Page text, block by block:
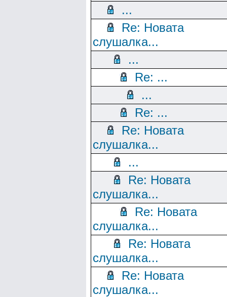
...
Re: Новата
слушалка...
...
Re: ...
...
Re: ...
Re: Новата
слушалка...
...
Re: Новата
слушалка...
Re: Новата
слушалка...
Re: Новата
слушалка...
Re: Новата
слушалка...